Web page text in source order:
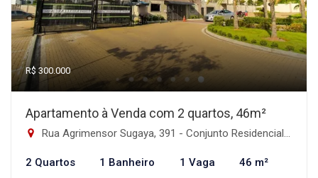
R$ 300.000
Apartamento à Venda com 2 quartos, 46m²
Rua Agrimensor Sugaya, 391 - Conjunto Residencial José Bonifácio, São Paulo-SP
2 Quartos 1 Banheiro 1 Vaga 46 m²